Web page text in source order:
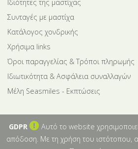
Ιδιότητες της μαστίχας
Συνταγές με μαστίχα
Κατάλογος χονδρικής
Χρήσιμα links
Όροι παραγγελίας & Τρόποι πληρωμής
Ιδιωτικότητα & Ασφάλεια συναλλαγών
Μέλη Seasmiles - Εκπτώσεις
GDPR
Αυτό το website
απόδοση. Με τη χρήση του ιστότοπου,